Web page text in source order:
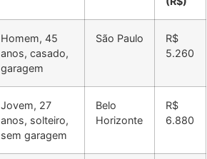
Homem, 45
anos, casado,
garagem
São Paulo
R$
5.260
Jovem, 27
anos, solteiro,
sem garagem
Belo
Horizonte
R$
6.880